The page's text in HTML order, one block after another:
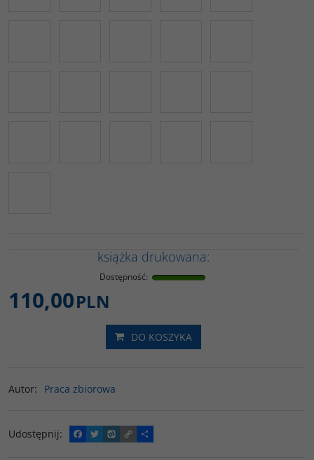
książka drukowana:
Dostępność:
110,00PLN
DO KOSZYKA
Autor: Praca zbiorowa
Udostępnij:
F
a
T
w
W
y
C
o
P
o